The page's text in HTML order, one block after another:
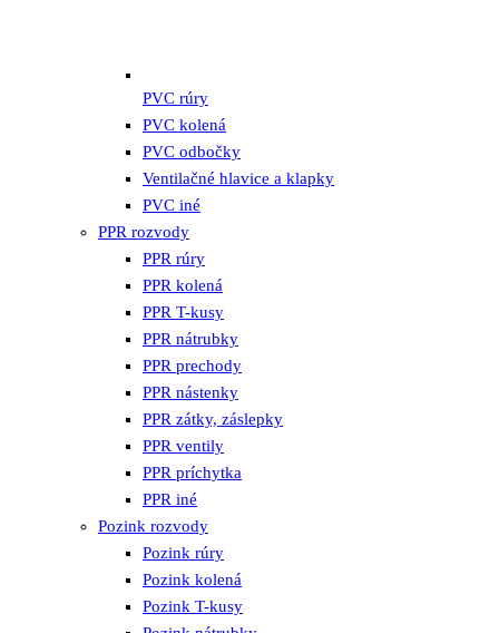
PVC rúry
PVC kolená
PVC odbočky
Ventilačné hlavice a klapky
PVC iné
PPR rozvody
PPR rúry
PPR kolená
PPR T-kusy
PPR nátrubky
PPR prechody
PPR nástenky
PPR zátky, záslepky
PPR ventily
PPR príchytka
PPR iné
Pozink rozvody
Pozink rúry
Pozink kolená
Pozink T-kusy